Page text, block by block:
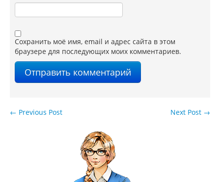
Сохранить моё имя, email и адрес сайта в этом
браузере для последующих моих комментариев.
Next Post →
← Previous Post